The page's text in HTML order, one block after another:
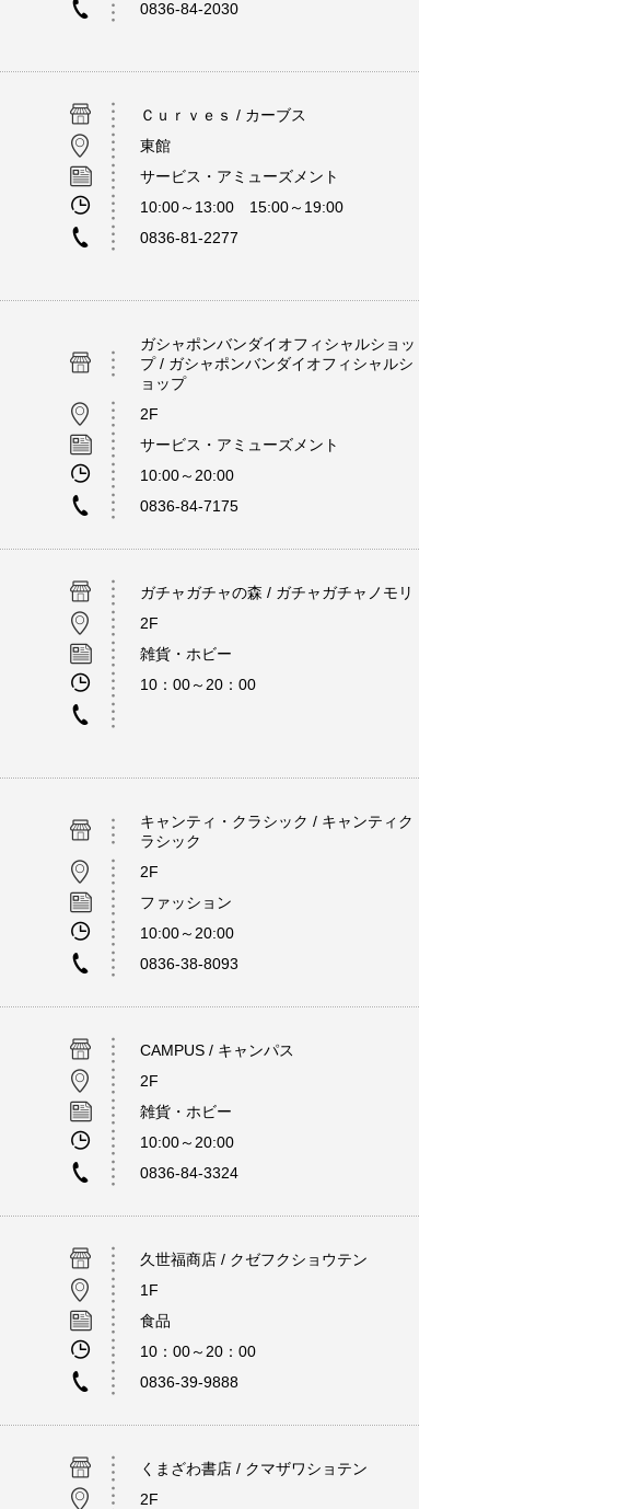
0836-84-2030
Ｃｕｒｖｅｓ / カーブス
東館
サービス・アミューズメント
10:00～13:00 15:00～19:00
0836-81-2277
ガシャポンバンダイオフィシャルショッ
プ / ガシャポンバンダイオフィシャルシ
ョップ
2F
サービス・アミューズメント
10:00～20:00
0836-84-7175
ガチャガチャの森 / ガチャガチャノモリ
2F
雑貨・ホビー
10：00～20：00
キャンティ・クラシック / キャンティク
ラシック
2F
ファッション
10:00～20:00
0836-38-8093
CAMPUS / キャンパス
2F
雑貨・ホビー
10:00～20:00
0836-84-3324
久世福商店 / クゼフクショウテン
1F
食品
10：00～20：00
0836-39-9888
くまざわ書店 / クマザワショテン
2F